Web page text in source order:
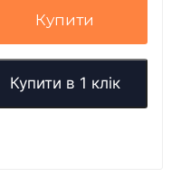
Купити
Купити в 1 клік